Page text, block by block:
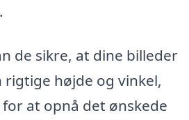
de sikre, at dine billeder
højde og vinkel,
at opnå det ønskede